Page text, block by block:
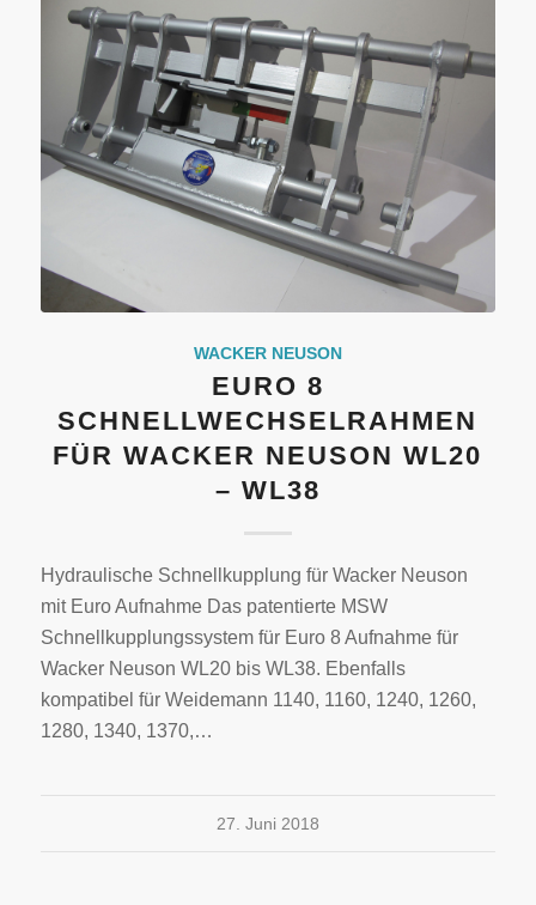
WACKER NEUSON
EURO 8
SCHNELLWECHSELRAHMEN
FÜR WACKER NEUSON WL20
– WL38
Hydraulische Schnellkupplung für Wacker Neuson
mit Euro Aufnahme Das patentierte MSW
Schnellkupplungssystem für Euro 8 Aufnahme für
Wacker Neuson WL20 bis WL38. Ebenfalls
kompatibel für Weidemann 1140, 1160, 1240, 1260,
1280, 1340, 1370,…
27. Juni 2018